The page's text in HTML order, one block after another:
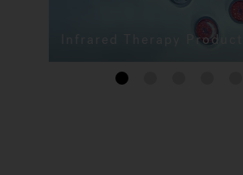
Infrared Therapy Products
1